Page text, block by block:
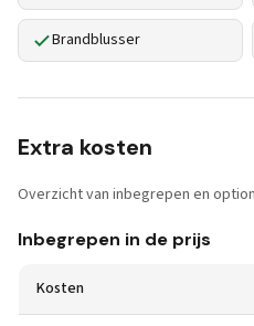
Brandblusser
Extra kosten
Overzicht van inbegrepen en
Inbegrepen in de prijs
Kosten